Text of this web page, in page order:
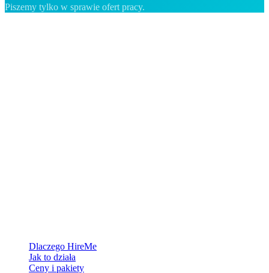
Piszemy tylko w sprawie ofert pracy.
Dlaczego HireMe
Jak to działa
Ceny i pakiety